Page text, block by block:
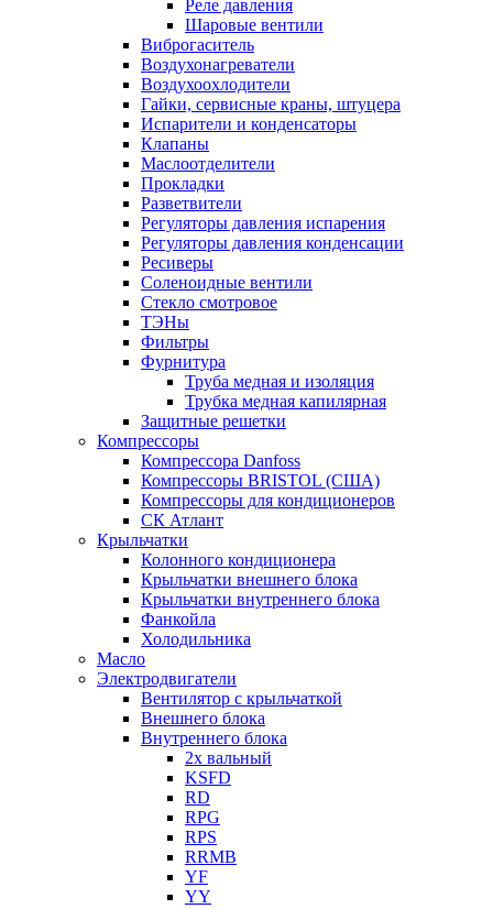
Реле давления
Шаровые вентили
Виброгаситель
Воздухонагреватели
Воздухоохлодители
Гайки, сервисные краны, штуцера
Испарители и конденсаторы
Клапаны
Маслоотделители
Прокладки
Разветвители
Регуляторы давления испарения
Регуляторы давления конденсации
Ресиверы
Соленоидные вентили
Стекло смотровое
ТЭНы
Фильтры
Фурнитура
Труба медная и изоляция
Трубка медная капилярная
Защитные решетки
Компрессоры
Компрессора Danfoss
Компрессоры BRISTOL (США)
Компрессоры для кондиционеров
СК Атлант
Крыльчатки
Колонного кондиционера
Крыльчатки внешнего блока
Крыльчатки внутреннего блока
Фанкойла
Холодильника
Масло
Электродвигатели
Вентилятор с крыльчаткой
Внешнего блока
Внутреннего блока
2х вальный
KSFD
RD
RPG
RPS
RRMB
YF
YY